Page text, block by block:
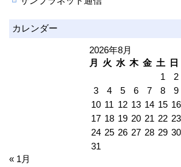
カレンダー
2026年8月
月
火 水 木 金 土
日
1
2
3
4 5 6 7 8
9
10 11 12 13 14 15 16
17 18 19 20 21 22 23
24 25 26 27 28 29 30
31
« 1月